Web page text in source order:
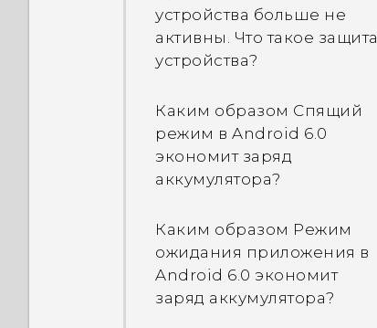
контакты?
Как изменить свою
эл. почты?
набора текста?
Каковы новые функции
Как сэкономить заряд
аккумулятора?
Что изменилось в модели
Почему телефон не
переключаться между
режимами съемки?
HTC специальной
кнопкой "Камера"?
Можно ли держать
ожидания, чтобы
сэкономить заряд
аккумулятора, и как это
сделать?
устройства больше не
активны. Что такое защита
устройства?
Каким образом Спящий
режим в Android 6.0
экономит заряд
аккумулятора?
Каким образом Режим
ожидания приложения в
Android 6.0 экономит
заряд аккумулятора?